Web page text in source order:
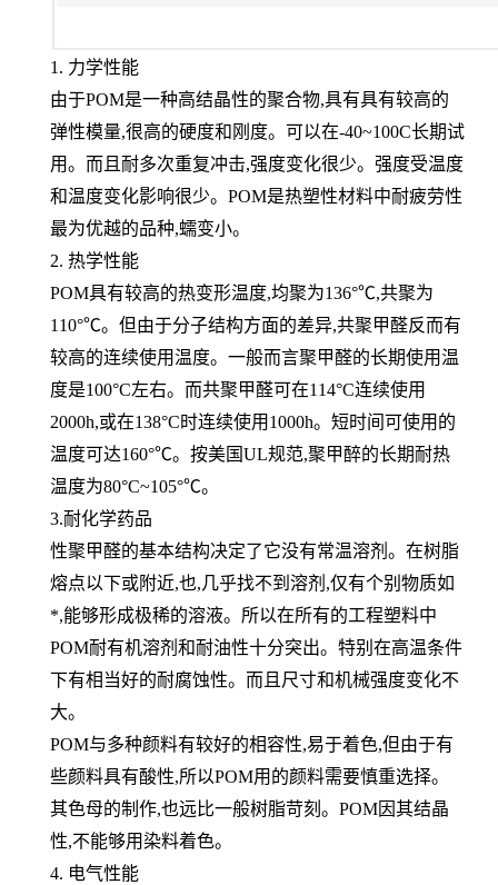
1. 力学性能
由于POM是一种高结晶性的聚合物,具有具有较高的
弹性模量,很高的硬度和刚度。可以在-40~100C长期试
用。而且耐多次重复冲击,强度变化很少。强度受温度
和温度变化影响很少。POM是热塑性材料中耐疲劳性
最为优越的品种,蠕变小。
2. 热学性能
POM具有较高的热变形温度,均聚为136°℃,共聚为
110°℃。但由于分子结构方面的差异,共聚甲醛反而有
较高的连续使用温度。一般而言聚甲醛的长期使用温
度是100°C左右。而共聚甲醛可在114°C连续使用
2000h,或在138°C时连续使用1000h。短时间可使用的
温度可达160°℃。按美国UL规范,聚甲醉的长期耐热
温度为80°C~105°℃。
3.耐化学药品
性聚甲醛的基本结构决定了它没有常温溶剂。在树脂
熔点以下或附近,也,几乎找不到溶剂,仅有个别物质如
*,能够形成极稀的溶液。所以在所有的工程塑料中
POM耐有机溶剂和耐油性十分突出。特别在高温条件
下有相当好的耐腐蚀性。而且尺寸和机械强度变化不
大。
POM与多种颜料有较好的相容性,易于着色,但由于有
些颜料具有酸性,所以POM用的颜料需要慎重选择。
其色母的制作,也远比一般树脂苛刻。POM因其结晶
性,不能够用染料着色。
4. 电气性能